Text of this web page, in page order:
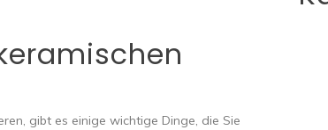
gibt es einige wichtige Dinge, die Sie